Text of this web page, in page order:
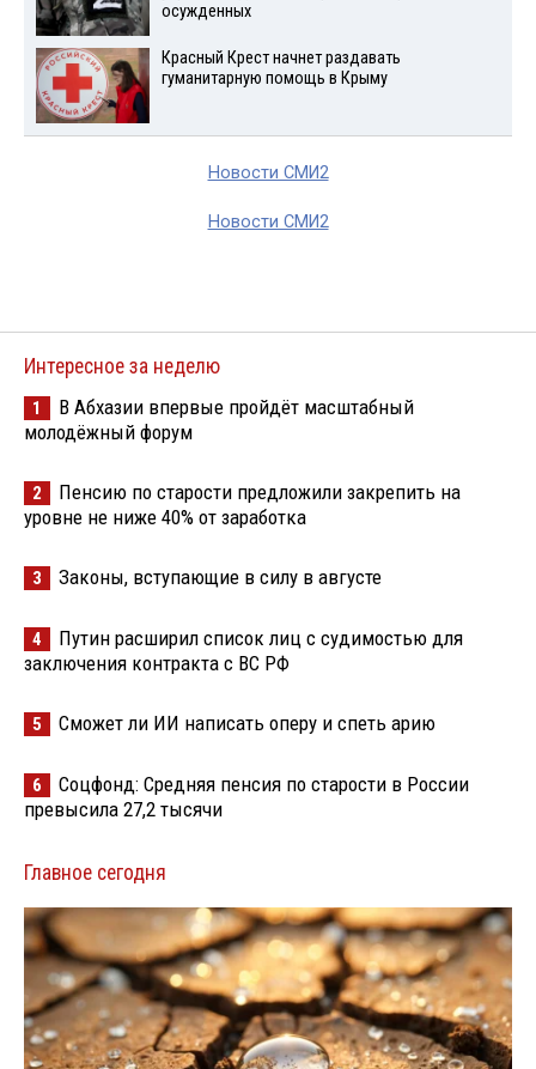
осужденных
Красный Крест начнет раздавать
гуманитарную помощь в Крыму
Новости СМИ2
Новости СМИ2
Интересное за неделю
1
В Абхазии впервые пройдёт масштабный
молодёжный форум
2
Пенсию по старости предложили закрепить на
уровне не ниже 40% от заработка
3 Законы, вступающие в силу в августе
4
Путин расширил список лиц с судимостью для
заключения контракта с ВС РФ
5 Сможет ли ИИ написать оперу и спеть арию
6
Соцфонд: Средняя пенсия по старости в России
превысила 27,2 тысячи
Главное сегодня